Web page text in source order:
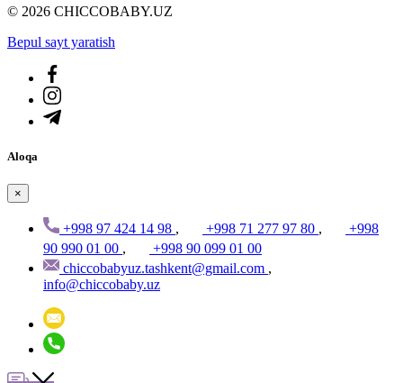
© 2026 CHICCOBABY.UZ
Bepul sayt yaratish
Aloqa
×
+998 97 424 14 98 , +998 71 277 97 80 ,
+998
90 990 01 00 ,
+998 90 099 01 00
chiccobabyuz.tashkent@gmail.com ,
info@chiccobaby.uz